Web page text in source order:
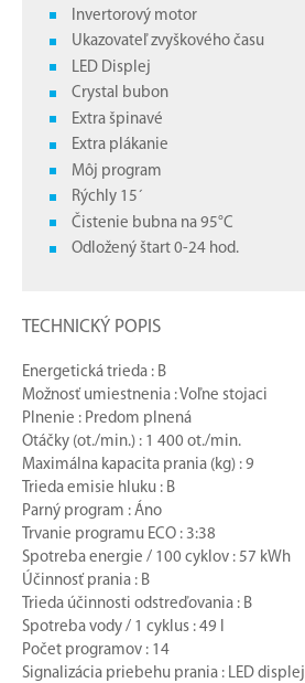
Invertorový motor
Ukazovateľ zvyškového času
LED Displej
Crystal bubon
Extra špinavé
Extra plákanie
Môj program
Rýchly 15´
Čistenie bubna na 95°C
Odložený štart 0-24 hod.
TECHNICKÝ POPIS
Energetická trieda : B
Možnosť umiestnenia : Voľne stojaci
Plnenie : Predom plnená
Otáčky (ot./min.) : 1 400 ot./min.
Maximálna kapacita prania (kg) : 9
Trieda emisie hluku : B
Parný program : Áno
Trvanie programu ECO : 3:38
Spotreba energie / 100 cyklov : 57 kWh
Účinnosť prania : B
Trieda účinnosti odstreďovania : B
Spotreba vody / 1 cyklus : 49 l
Počet programov : 14
Signalizácia priebehu prania : LED displej